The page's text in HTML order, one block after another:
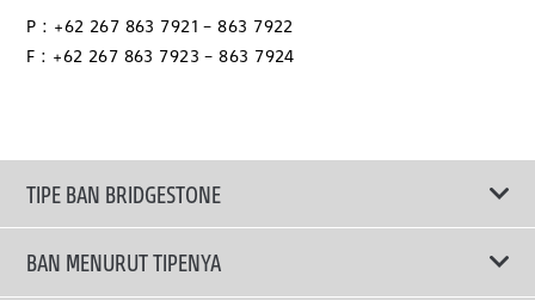
P : +62 267 863 7921 – 863 7922
F : +62 267 863 7923 – 863 7924
TIPE BAN BRIDGESTONE
BAN MENURUT TIPENYA